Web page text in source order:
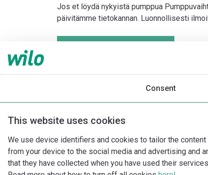
Consent
This website uses cookies
We use device identifiers and cookies to tailor the
from your device to the social media and advertising and
that they have collected when you have used their
Jos et löydä nykyistä pumppua
päivitämme tietokannan. Luonnollisesti